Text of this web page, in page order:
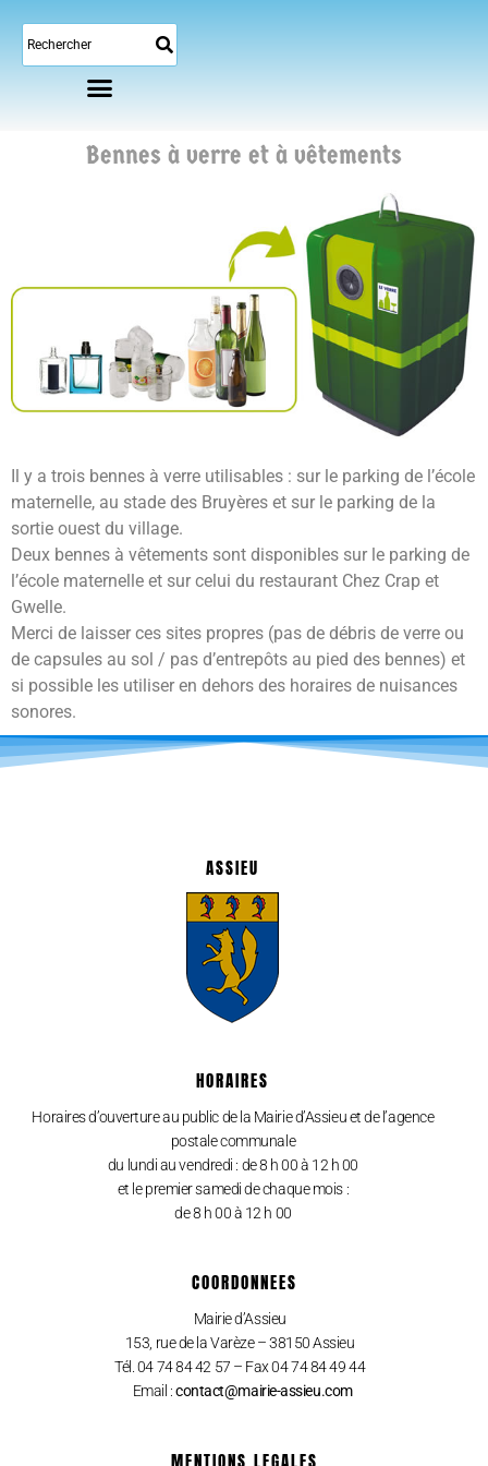
Bennes à verre et à vêtements
Il y a trois bennes à verre utilisables : sur le parking de l’école
maternelle, au stade des Bruyères et sur le parking de la
sortie ouest du village.
Deux bennes à vêtements sont disponibles sur le parking de
l’école maternelle et sur celui du restaurant Chez Crap et
Gwelle.
Merci de laisser ces sites propres (pas de débris de verre ou
de capsules au sol / pas d’entrepôts au pied des bennes) et
si possible les utiliser en dehors des horaires de nuisances
sonores.
ASSIEU
HORAIRES
Horaires d’ouverture au public de la Mairie d’Assieu et de l’agence
postale communale
du lundi au vendredi : de 8 h 00 à 12 h 00
et le premier samedi de chaque mois :
de 8 h 00 à 12 h 00
COORDONNEES
Mairie d’Assieu
153, rue de la Varèze – 38150 Assieu
Tél. 04 74 84 42 57 – Fax 04 74 84 49 44
Email :contact@mairie-assieu.com
MENTIONS LEGALES